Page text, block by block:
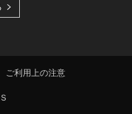
ご利用上の注意